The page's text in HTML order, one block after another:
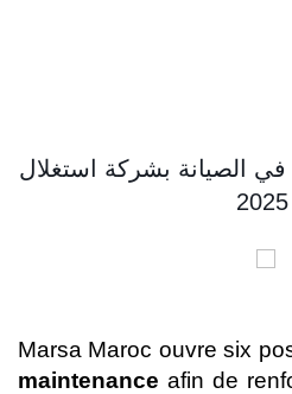
6 تقنيين في الصيانة بشركة استغلال
Marsa Maroc ouvre six
maintenance afin de